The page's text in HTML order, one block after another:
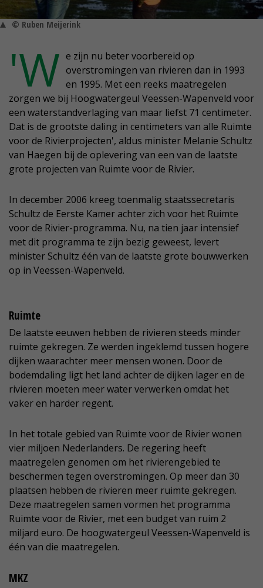
© Ruben Meijerink
'W e zijn nu beter voorbereid op
overstromingen van rivieren dan in 1993
en 1995. Met een reeks maatregelen
zorgen we bij Hoogwatergeul Veessen-Wapenveld voor
een waterstandverlaging van maar liefst 71 centimeter.
Dat is de grootste daling in centimeters van alle Ruimte
voor de Rivierprojecten', aldus minister Melanie Schultz
van Haegen bij de oplevering van een van de laatste
grote projecten van Ruimte voor de Rivier.
In december 2006 kreeg toenmalig staatssecretaris
Schultz de Eerste Kamer achter zich voor het Ruimte
voor de Rivier-programma. Nu, na tien jaar intensief
met dit programma te zijn bezig geweest, levert
minister Schultz één van de laatste grote bouwwerken
op in Veessen-Wapenveld.
Ruimte
De laatste eeuwen hebben de rivieren steeds minder
ruimte gekregen. Ze werden ingeklemd tussen hogere
dijken waarachter meer mensen wonen. Door de
bodemdaling ligt het land achter de dijken lager en de
rivieren moeten meer water verwerken omdat het
vaker en harder regent.
In het totale gebied van Ruimte voor de Rivier wonen
vier miljoen Nederlanders. De regering heeft
maatregelen genomen om het rivierengebied te
beschermen tegen overstromingen. Op meer dan 30
plaatsen hebben de rivieren meer ruimte gekregen.
Deze maatregelen samen vormen het programma
Ruimte voor de Rivier, met een budget van ruim 2
miljard euro. De hoogwatergeul Veessen-Wapenveld is
één van die maatregelen.
MKZ